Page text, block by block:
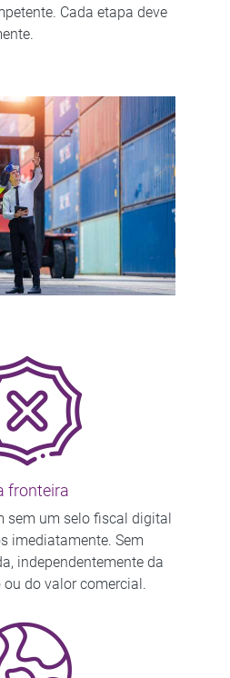
Cada etapa deve
fronteira
sem um selo fiscal digital
imediatamente. Sem
independentemente da
do valor comercial.